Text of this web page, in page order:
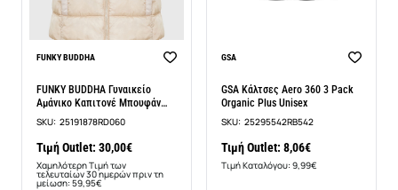
-50%
FUNKY BUDDHA
FUNKY BUDDHA Γυναικείο
Αμάνικο Καπιτονέ Μπουφάν
FBL009-100-01
SKU: 25191878RD060
Τιμή Outlet: 30,00€
Χαμηλότερη Τιμή των
τελευταίων 30 ημερών πριν τη
μείωση: 59,95€
BEST SELLER
GSA
GSA Κάλτσες Aero 360 3 Pack
Organic Plus Unisex
SKU: 25295542RB542
Τιμή Outlet: 8,06€
Τιμή Καταλόγου: 9,99€